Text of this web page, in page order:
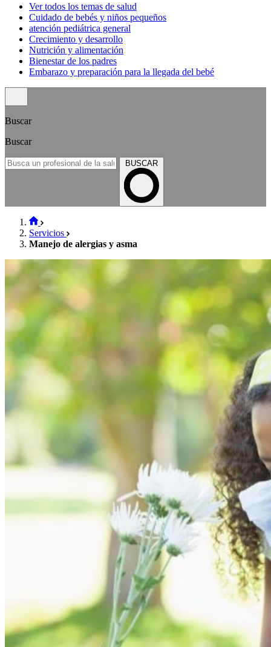
Ver todos los temas de salud
Cuidado de bebés y niños pequeños
atención pediátrica general
Crecimiento y desarrollo
Nutrición y alimentación
Bienestar de los padres
Embarazo y preparación para la llegada del bebé
Buscar
Buscar
BUSCAR
Servicios
Manejo de alergias y asma